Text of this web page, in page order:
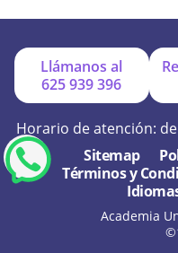
+ ¿Por qué online?
+ ¿Se hacen
Llámanos al
625 939 396
Horario de atención:
Sitemap
Términos y
Academia